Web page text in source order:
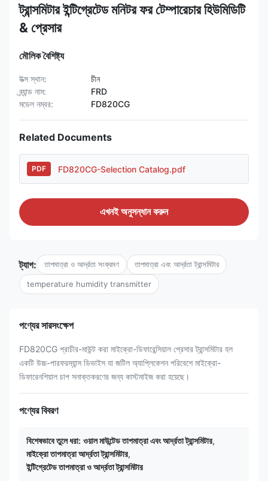
ট্রান্সমিটার ইন্টিগ্রেটেড মনিটর ফর টেম্পারেচার হিউমিডিটি
& প্রেসার
মৌলিক বৈশিষ্ট্য
উত্স স্থান:
চীন
ব্র্যান্ড নাম:
FRD
মডেল নম্বর:
FD820CG
Related Documents
PDF FD820CG-Selection Catalog.pdf
এখনই অনুসন্ধান করুন
ট্যাগ: তাপমাত্রা ও আর্দ্রতা সংক্রমণ তাপমাত্রা এবং আর্দ্রতা ট্রান্সমিটার
temperature humidity transmitter
পণ্যের সারসংক্ষেপ
FD820CG প্রাচীর-মাউন্ট করা মাইক্রো-ডিফারেন্সিয়াল প্রেসার ট্রান্সমিটার হল
একটি উচ্চ-পারফরম্যান্স ডিভাইস যা জটিল অ্যাপ্লিকেশন পরিবেশে মাইক্রো-
ডিফারেনশিয়াল চাপ সনাক্তকরণের জন্য কাস্টমাইজ করা হয়েছে।
পণ্যের বিবরণ
বিশেষভাবে তুলে ধরা: ওয়াল মাউন্টেড তাপমাত্রা এবং আর্দ্রতা ট্রান্সমিটার,
মাইক্রো তাপমাত্রা আর্দ্রতা ট্রান্সমিটার,
ইন্টিগ্রেটেড তাপমাত্রা ও আর্দ্রতা ট্রান্সমিটার